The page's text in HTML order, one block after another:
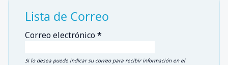
Lista de Correo
Correo electrónico*
Si lo desea puede indicar su correo para recibir información en el